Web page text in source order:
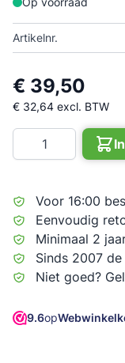
Artikelnr.
€ 39,50
€ 32,64 excl. BTW
Aantal
Voor 16:00
Eenvoudig
Minimaal 2
Sinds 2007
Niet goed?
9.6op